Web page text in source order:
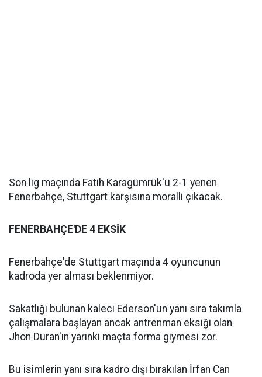
Son lig maçında Fatih Karagümrük'ü 2-1 yenen
Fenerbahçe, Stuttgart karşısına moralli çıkacak.
FENERBAHÇE'DE 4 EKSİK
Fenerbahçe'de Stuttgart maçında 4 oyuncunun
kadroda yer alması beklenmiyor.
Sakatlığı bulunan kaleci Ederson'un yanı sıra takımla
çalışmalara başlayan ancak antrenman eksiği olan
Jhon Duran'ın yarınki maçta forma giymesi zor.
Bu isimlerin yanı sıra kadro dışı bırakılan İrfan Can